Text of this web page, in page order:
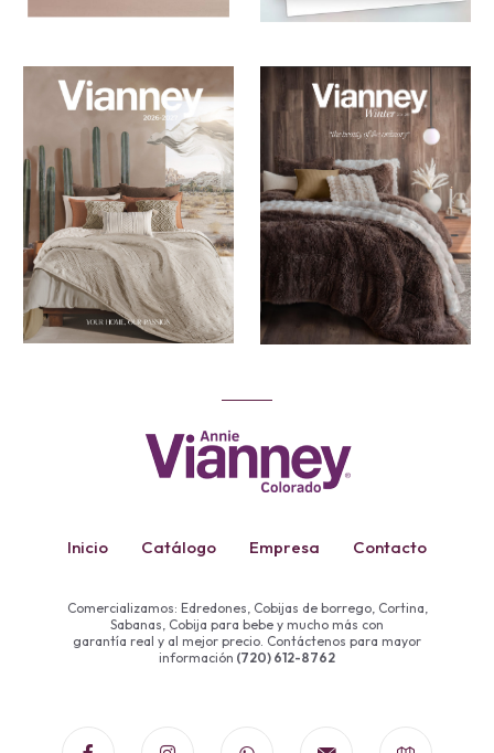
Inicio Catálogo Empresa Contacto
Comercializamos: Edredones, Cobijas de borrego, Cortina,
Sabanas, Cobija para bebe y mucho más con
garantía real y al mejor precio. Contáctenos para mayor
información (720) 612-8762